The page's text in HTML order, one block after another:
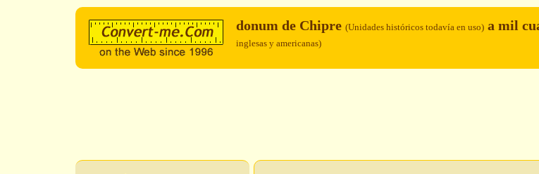
donum de Chipre (Unidades históricos todavía en uso) a mil
inglesas y americanas)